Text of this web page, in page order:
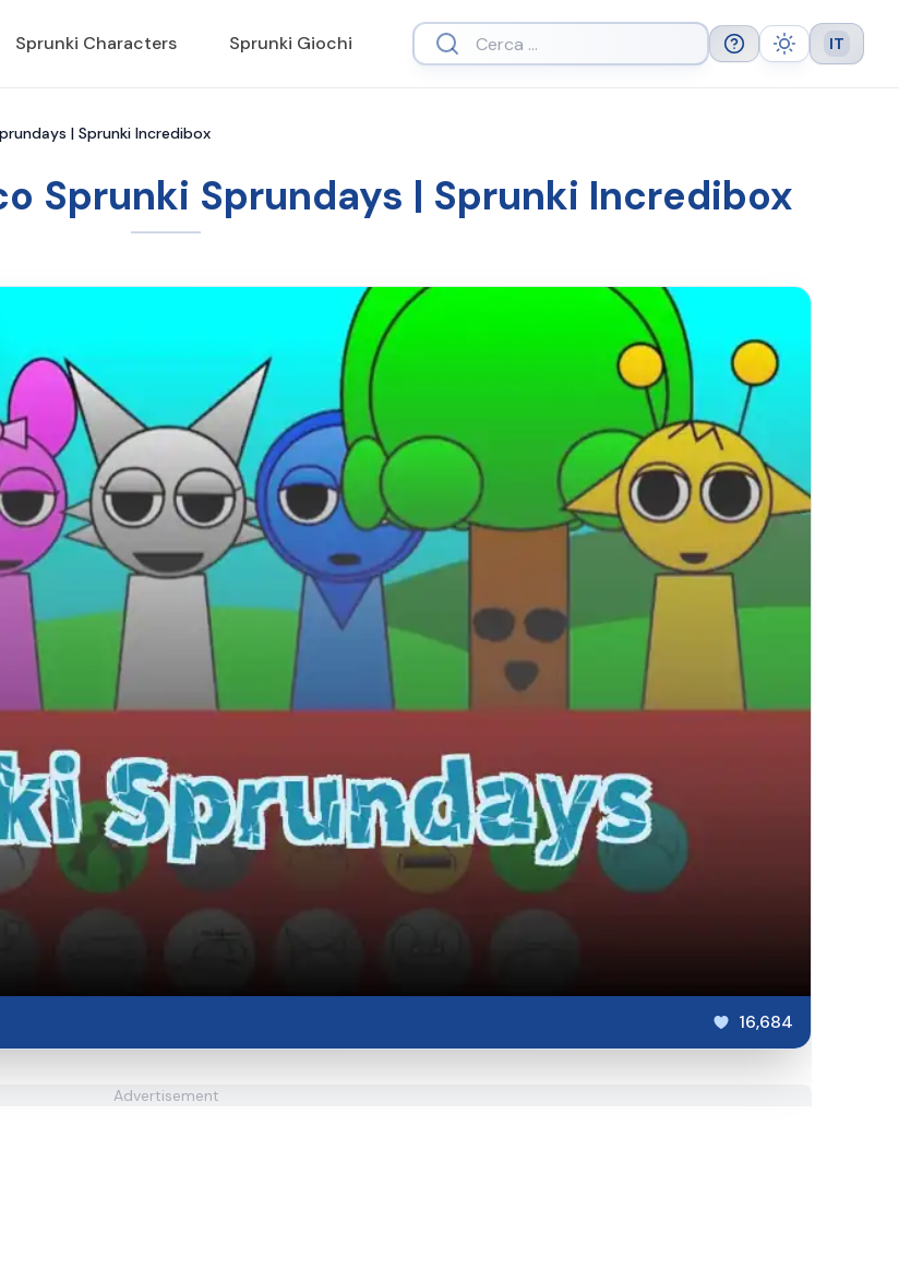
Sprunki Characters Sprunki Giochi Help Theme Language
IT
| Sprunki Incredibox
Sprunki Sprundays | Sprunki Incredibox
16,684
Advertisement